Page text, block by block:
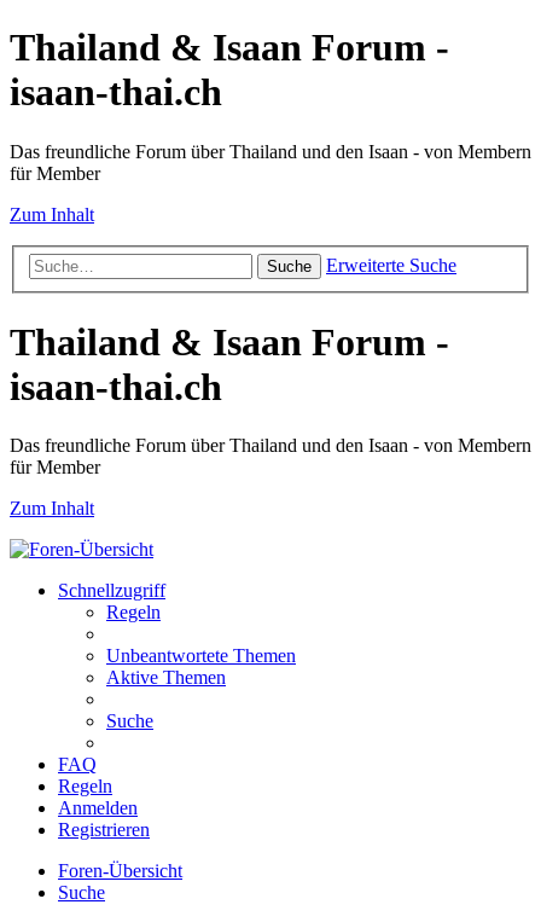
Thailand & Isaan Forum -
isaan-thai.ch
Das freundliche Forum über Thailand und den Isaan - von Membern
für Member
Zum Inhalt
Suche Erweiterte Suche
Thailand & Isaan Forum -
isaan-thai.ch
Das freundliche Forum über Thailand und den Isaan - von Membern
für Member
Zum Inhalt
Schnellzugriff
Regeln
Unbeantwortete Themen
Aktive Themen
Suche
FAQ
Regeln
Anmelden
Registrieren
Foren-Übersicht
Suche